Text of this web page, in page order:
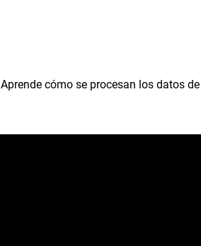
Aprende cómo se procesan los datos